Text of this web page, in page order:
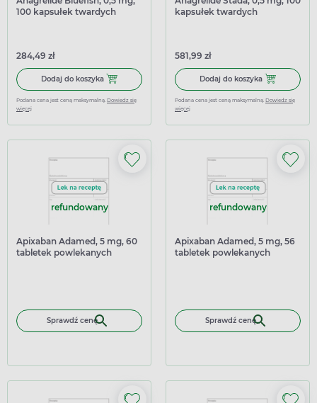
100 kapsułek twardych
284,49 zł
Dodaj do koszyka Dodaj do koszyka Anagrelide Bluefish, 0,5 mg, 100
Podana cena jest ceną maksymalną. Dowiedz się
więcej
kapsułek twardych
581,99 zł
Dodaj do koszyka Dodaj do
Podana cena jest ceną maksymalną. Dowiedz się
więcej
refundowany
Apixaban Adamed, 5 mg, 60
tabletek powlekanych
Sprawdź cenę
refundowany
Apixaban Adamed, 5 mg, 56
tabletek powlekanych
Sprawdź cenę